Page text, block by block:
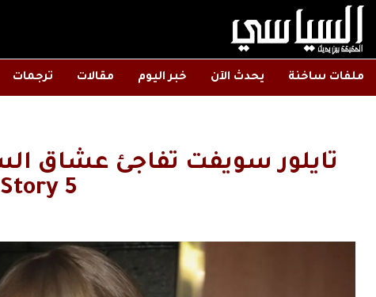
ملفات ساخنة يحدث الآن خبر اليوم مقالات ترجمات
Story 5